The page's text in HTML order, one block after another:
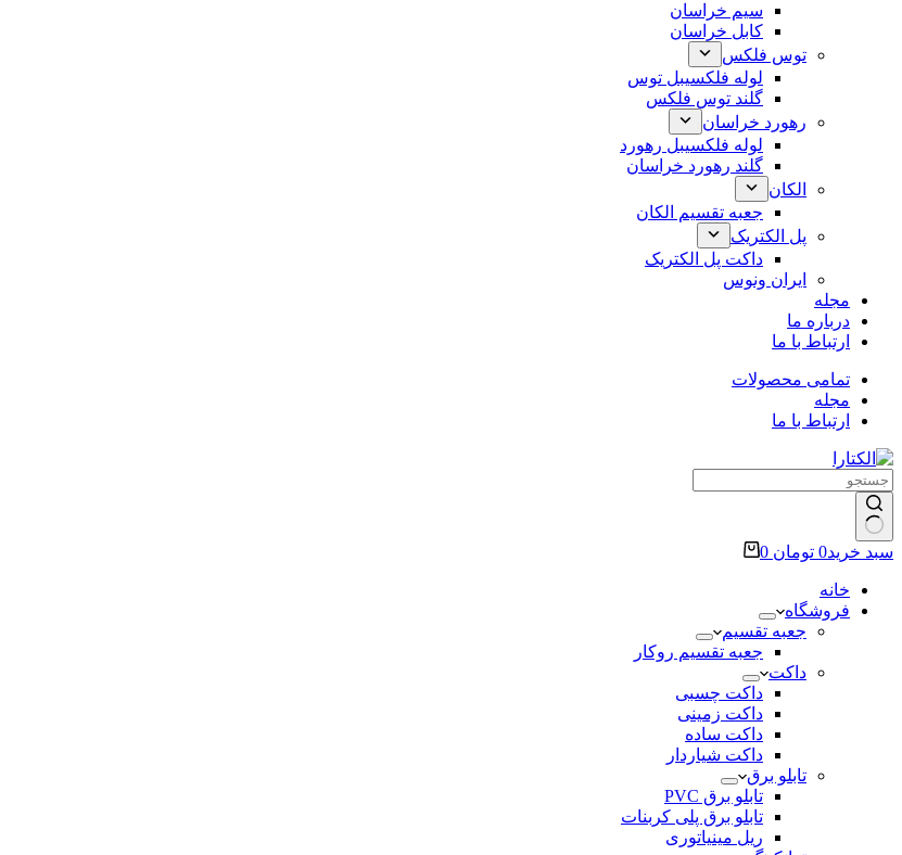
سیم خراسان
کابل خراسان
توس فلکس
لوله فلکسیبل توس
گلند توس فلکس
رهورد خراسان
لوله فلکسیبل رهورد
گلند رهورد خراسان
الکان
جعبه تقسیم الکان
پل الکتریک
داکت پل الکتریک
ایران ونوس
مجله
درباره ما
ارتباط با ما
تمامی محصولات
مجله
ارتباط با ما
سبد خرید0 تومان 0
خانه
فروشگاه
جعبه تقسیم
جعبه تقسیم روکار
داکت
داکت چسبی
داکت زمینی
داکت ساده
داکت شیاردار
تابلو برق
تابلو برق PVC
تابلو برق پلی کربنات
ریل مینیاتوری